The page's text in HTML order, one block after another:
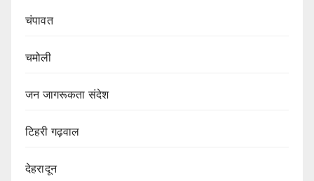
चंपावत
चमोली
जन जागरूकता संदेश
टिहरी गढ़वाल
देहरादून